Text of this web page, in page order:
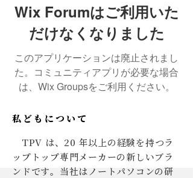
Wix Forumはご利用いた
だけなくなりました
このアプリケーションは廃止されまし
た。コミュニティアプリが必要な場合
は、Wix Groupsをご利用ください。
私どもについて
TPV は、20 年以上の経験を持つラ
ップトップ専門メーカーの新しいブラ
ンドです。当社はノートパソコンの研